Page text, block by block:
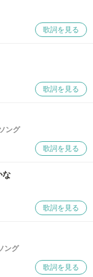
歌詞を見る
歌詞を見る
ング
歌詞を見る
な
歌詞を見る
ング
歌詞を見る